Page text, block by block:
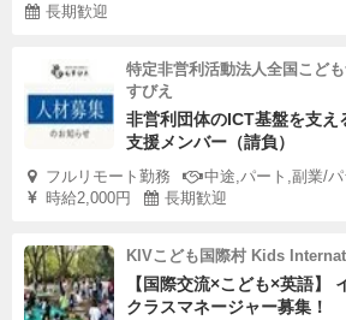
長期歓迎
特定非営利活動法人全国こど
すびえ
非営利団体のICT基盤を支え
支援メンバー（請負）
フルリモート勤務
中途,パート,副業/
時給2,000円
長期歓迎
KIVこども国際村 Kids
【国際交流×こども×英語】
クラスマネージャー募集！